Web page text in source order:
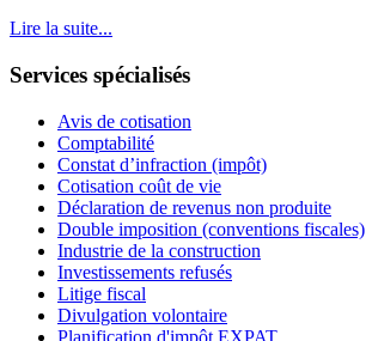
Lire la suite...
Services spécialisés
Avis de cotisation
Comptabilité
Constat d’infraction (impôt)
Cotisation coût de vie
Déclaration de revenus non produite
Double imposition (conventions fiscales)
Industrie de la construction
Investissements refusés
Litige fiscal
Divulgation volontaire
Planification d'impôt EXPAT